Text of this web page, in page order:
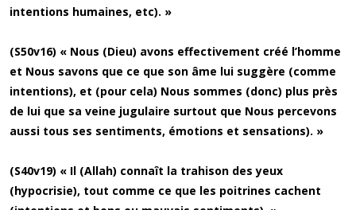
intentions humaines, etc). »
(S50v16) « Nous (Dieu) avons effectivement créé l’homme
et Nous savons que ce que son âme lui suggère (comme
intentions), et (pour cela) Nous sommes (donc) plus près
de lui que sa veine jugulaire surtout que Nous percevons
aussi tous ses sentiments, émotions et sensations). »
(S40v19) « Il (Allah) connaît la trahison des yeux
(hypocrisie), tout comme ce que les poitrines cachent